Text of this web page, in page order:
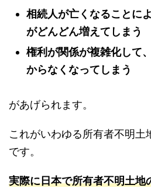
相続人が亡くなることに
がどんどん増えてしまう
権利が関係が複雑化して
からなくなってしまう
があげられます。
これがいわゆる所有者不明土
です。
実際に日本で所有者不明土地